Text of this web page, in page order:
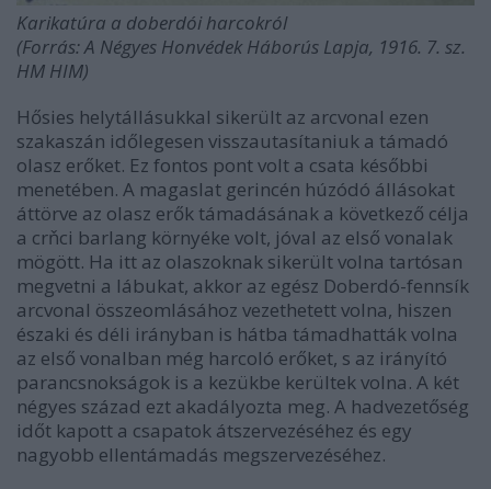
Karikatúra a doberdói harcokról
(Forrás: A Négyes Honvédek Háborús Lapja, 1916. 7. sz.
HM HIM)
Hősies helytállásukkal sikerült az arcvonal ezen
szakaszán időlegesen visszautasítaniuk a támadó
olasz erőket. Ez fontos pont volt a csata későbbi
menetében. A magaslat gerincén húzódó állásokat
áttörve az olasz erők támadásának a következő célja
a crňci barlang környéke volt, jóval az első vonalak
mögött. Ha itt az olaszoknak sikerült volna tartósan
megvetni a lábukat, akkor az egész Doberdó-fennsík
arcvonal összeomlásához vezethetett volna, hiszen
északi és déli irányban is hátba támadhatták volna
az első vonalban még harcoló erőket, s az irányító
parancsnokságok is a kezükbe kerültek volna. A két
négyes század ezt akadályozta meg. A hadvezetőség
időt kapott a csapatok átszervezéséhez és egy
nagyobb ellentámadás megszervezéséhez.